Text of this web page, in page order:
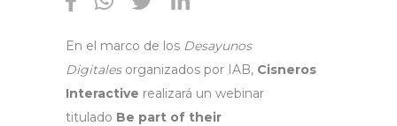
En el marco de los Desayunos
Digitalesorganizados por IAB, Cisneros
Interactive realizará un webinar
titulado Be part of their